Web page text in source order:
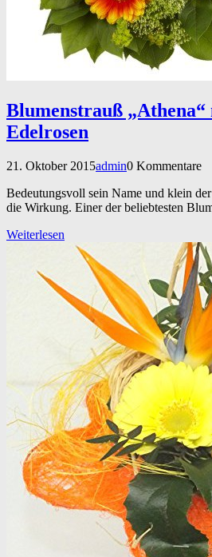
Blumenstrauß
Edelrosen
21. Oktober 2015admin0 Kommentare
Bedeutungsvoll sein Name und klein
die Wirkung. Einer der beliebtesten
Weiterlesen